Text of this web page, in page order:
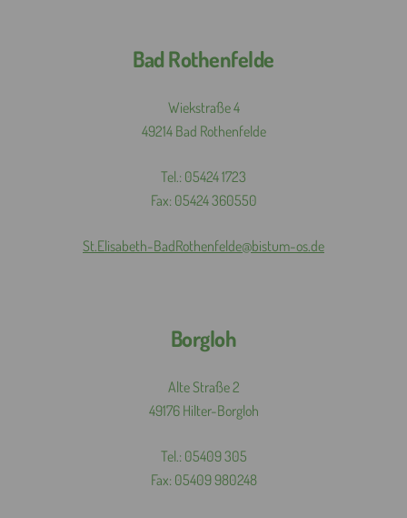
Bad Rothenfelde
Wiekstraße 4
49214 Bad Rothenfelde
Tel.: 05424 1723
Fax: 05424 360550
St.Elisabeth-BadRothenfelde@bistum-os.de
Borgloh
Alte Straße 2
49176 Hilter-Borgloh
Tel.: 05409 305
Fax: 05409 980248